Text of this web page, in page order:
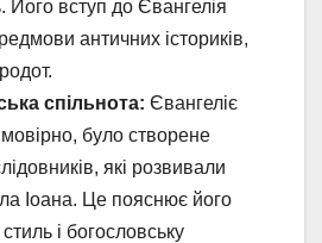
Його вступ до Євангелія
античних істориків,
спільнота: Євангеліє
було створене
які розвивали
Іоана. Це пояснює його
і богословську